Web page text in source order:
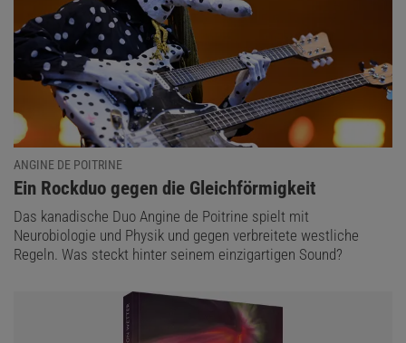
ANGINE DE POITRINE
:
Ein Rockduo gegen die Gleichförmigkeit
Das kanadische Duo Angine de Poitrine spielt mit
Neurobiologie und Physik und gegen verbreitete westliche
Regeln. Was steckt hinter seinem einzigartigen Sound?